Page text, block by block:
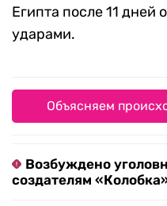
Египта после 11 дней
ударами.
Объясняем
Возбуждено
создателям